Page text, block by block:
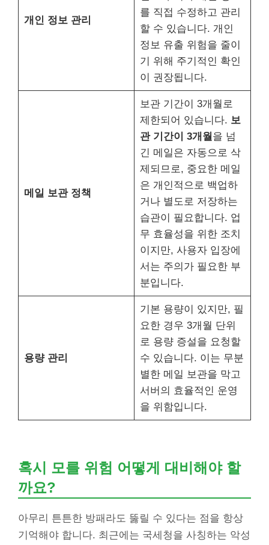
개인 정보 관리
를 직접 수정하고 관리
할 수 있습니다. 개인
정보 유출 위험을 줄이
기 위해 주기적인 확인
이 권장됩니다.
메일 보관 정책
보관 기간이 3개월로
제한되어 있습니다. 보
관 기간이 3개월 을 넘
긴 메일은 자동으로 삭
제되므로, 중요한 메일
은 개인적으로 백업하
거나 별도로 저장하는
습관이 필요합니다. 업
무 효율성을 위한 조치
이지만, 사용자 입장에
서는 주의가 필요한 부
분입니다.
용량 관리
기본 용량이 있지만, 필
요한 경우 3개월 단위
로 용량 증설을 요청할
수 있습니다. 이는 무분
별한 메일 보관을 막고
서버의 효율적인 운영
을 위함입니다.
혹시 모를 위험 어떻게 대비해야 할
까요?
아무리 튼튼한 방패라도 뚫릴 수 있다는 점을 항상
기억해야 합니다. 최근에는 국세청을 사칭하는 악성